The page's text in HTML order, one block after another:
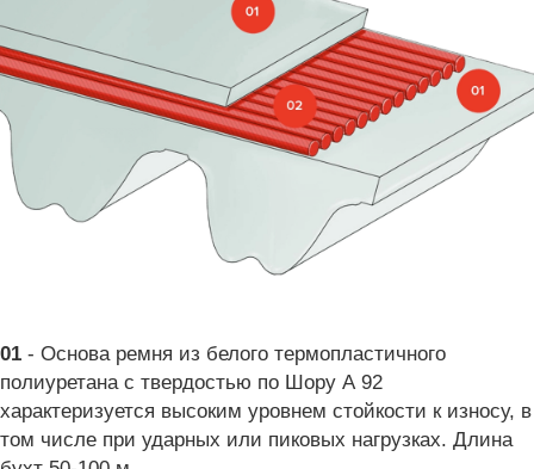
01 - Основа ремня из белого термопластичного
полиуретана с твердостью по Шору А 92
характеризуется высоким уровнем стойкости к износу, в
том числе при ударных или пиковых нагрузках. Длина